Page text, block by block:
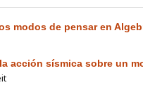
modos de pensar en
acción sísmica sobre un